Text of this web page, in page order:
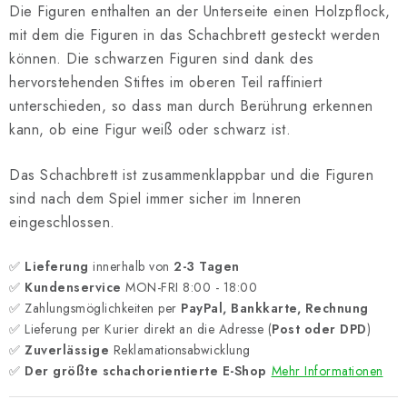
Die Figuren enthalten an der Unterseite einen Holzpflock,
mit dem die Figuren in das Schachbrett gesteckt werden
können. Die schwarzen Figuren sind dank des
hervorstehenden Stiftes im oberen Teil raffiniert
unterschieden, so dass man durch Berührung erkennen
kann, ob eine Figur weiß oder schwarz ist.
Das Schachbrett ist zusammenklappbar und die Figuren
sind nach dem Spiel immer sicher im Inneren
eingeschlossen.
✅ Lieferung innerhalb von 2-3 Tagen
✅ Kundenservice MON-FRI 8:00 - 18:00
✅ Zahlungsmöglichkeiten per PayPal, Bankkarte, Rechnung
✅ Lieferung per Kurier direkt an die Adresse (Post oder DPD)
✅ Zuverlässige Reklamationsabwicklung
✅ Der größte schachorientierte E-Shop Mehr Informationen